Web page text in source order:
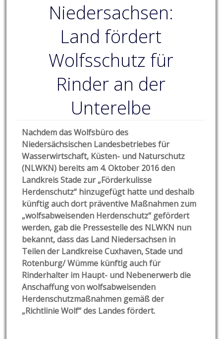
Niedersachsen:
Land fördert
Wolfsschutz für
Rinder an der
Unterelbe
Nachdem das Wolfsbüro des
Niedersächsischen Landesbetriebes für
Wasserwirtschaft, Küsten- und Naturschutz
(NLWKN) bereits am 4. Oktober 2016 den
Landkreis Stade zur „Förderkulisse
Herdenschutz“ hinzugefügt hatte und deshalb
künftig auch dort präventive Maßnahmen zum
„wolfsabweisenden Herdenschutz“ gefördert
werden, gab die Pressestelle des NLWKN nun
bekannt, dass das Land Niedersachsen in
Teilen der Landkreise Cuxhaven, Stade und
Rotenburg/ Wümme künftig auch für
Rinderhalter im Haupt- und Nebenerwerb die
Anschaffung von wolfsabweisenden
Herdenschutzmaßnahmen gemäß der
„Richtlinie Wolf“ des Landes fördert.